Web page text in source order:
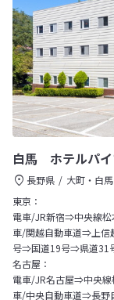
白馬 ホテルパイ
長野県 大町・白馬
東京：
電車/JR新宿⇒中央線
車/関越自動車道⇒上信
号⇒国道19号⇒県道31
名古屋：
電車/JR名古屋⇒中央
車/中央自動車道⇒長野